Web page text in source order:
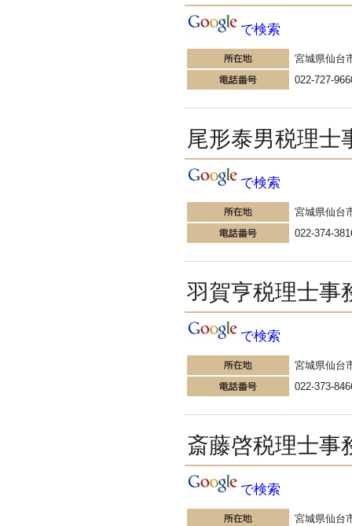
で検索
宮城県仙台
022-727-
尾形泰男税理士
で検索
宮城県仙台
022-374-
羽賀亨税理士事
で検索
宮城県仙台
022-373-
斎藤啓税理士事
で検索
宮城県仙台